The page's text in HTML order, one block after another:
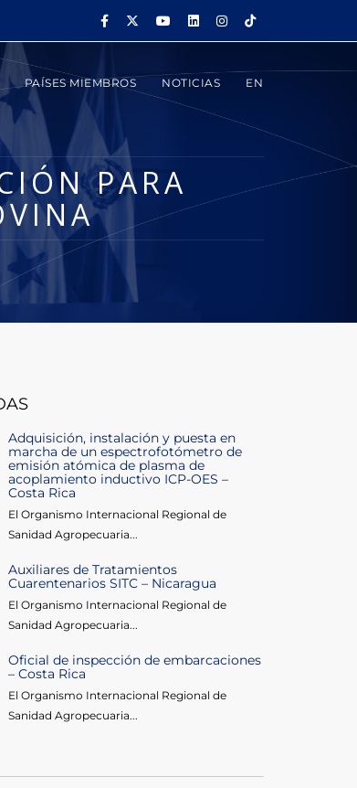
PAÍSES MIEMBROS NOTICIAS EN
PARA
Adquisición, instalación y puesta en
marcha de un espectrofotómetro de
emisión atómica de plasma de
acoplamiento inductivo ICP-OES –
Costa Rica
El Organismo Internacional Regional de
Sanidad Agropecuaria...
Auxiliares de Tratamientos
Cuarentenarios SITC – Nicaragua
El Organismo Internacional Regional de
Sanidad Agropecuaria...
Oficial de inspección de embarcaciones
– Costa Rica
El Organismo Internacional Regional de
Sanidad Agropecuaria...